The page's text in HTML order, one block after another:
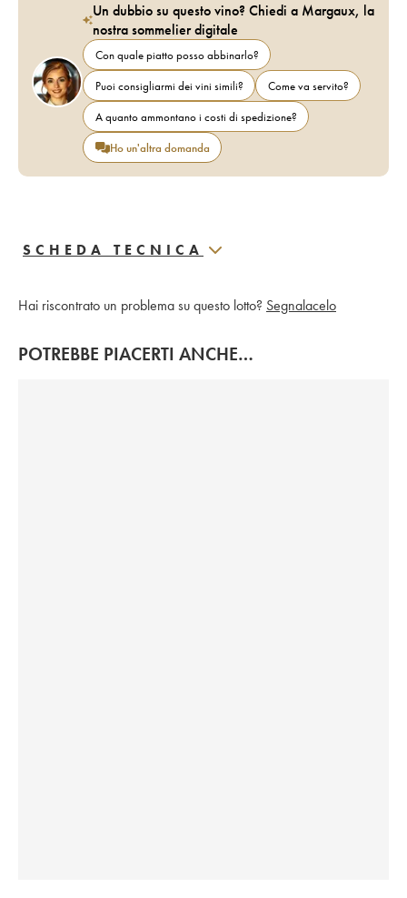
Un dubbio su questo vino? Chiedi a Margaux, la
nostra sommelier digitale
Con quale piatto posso abbinarlo?
Puoi consigliarmi dei vini simili?
Come va servito?
A quanto ammontano i costi di spedizione?
Ho un'altra domanda
SCHEDA TECNICA
Hai riscontrato un problema su questo lotto? Segnalacelo
POTREBBE PIACERTI ANCHE…